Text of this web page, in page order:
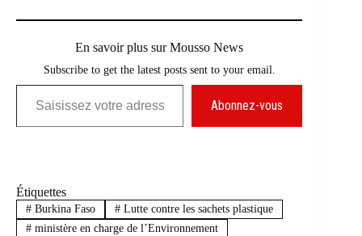
En savoir plus sur Mousso News
Subscribe to get the latest posts sent to your email.
Saisissez votre adresse e-mail…
Abonnez-vous
Étiquettes
#Burkina Faso #Lutte contre les sachets plastique
#ministère en charge de l’Environnement